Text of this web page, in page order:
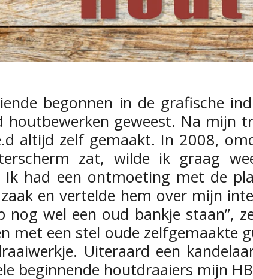
begonnen in de grafische
geweest. Na mijn
altijd zelf gemaakt. In 2008,
zat, wilde ik graag
Ik had een ontmoeting met de
en vertelde hem over mijn
nog wel een oud bankje staan”,
met een stel oude zelfgemaakte
Uiteraard een
beginnende houtdraaiers mijn